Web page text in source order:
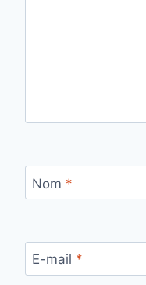
Nom *
E-mail *